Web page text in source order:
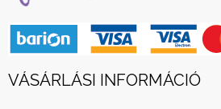
VÁSÁRLÁSI INFORMÁCIÓ